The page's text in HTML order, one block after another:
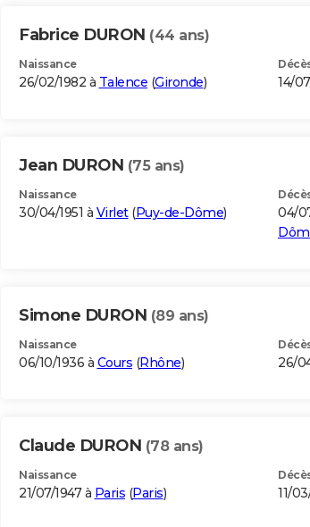
Fabrice DURON (44 ans)
Naissance
26/02/1982 à Talence (Gironde) 14/
Jean DURON (75 ans)
Naissance
30/04/1951 à Virlet(Puy-de-Dôme) 04/
Simone DURON (89 ans)
Naissance
06/10/1936 à Cours (Rhône) 26/
Claude DURON (78 ans)
Naissance
21/07/1947 à Paris (Paris) 11/